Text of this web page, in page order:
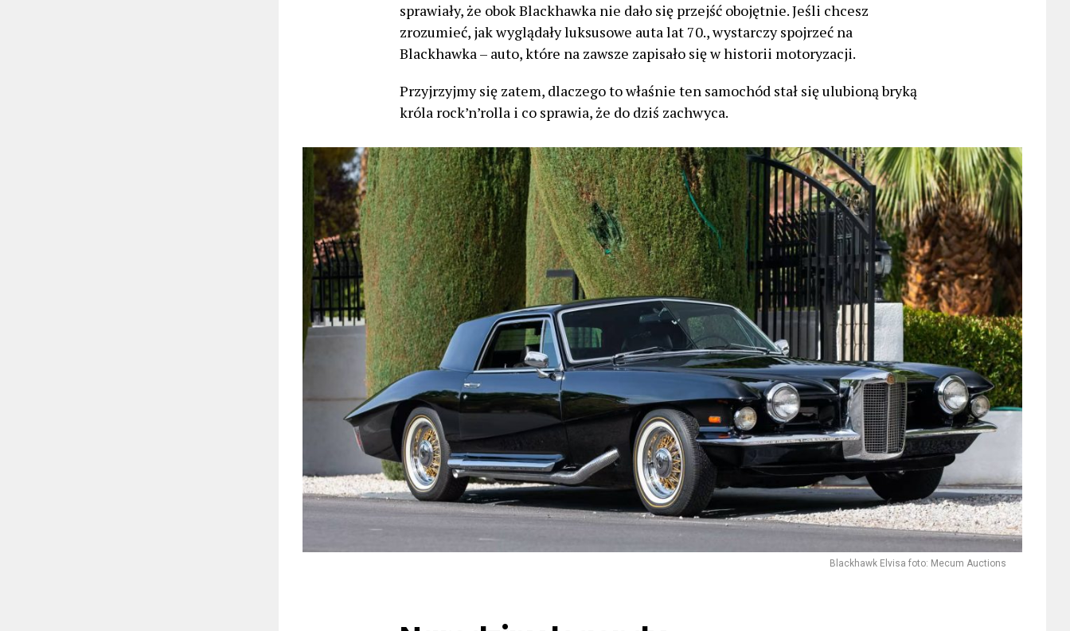
sprawiały, że obok Blackhawka nie dało się przejść obojętnie. Jeśli chcesz
zrozumieć, jak wyglądały luksusowe auta lat 70., wystarczy spojrzeć na
Blackhawka – auto, które na zawsze zapisało się w historii motoryzacji.
Przyjrzyjmy się zatem, dlaczego to właśnie ten samochód stał się ulubioną bryką
króla rock’n’rolla i co sprawia, że do dziś zachwyca.
Blackhawk Elvisa foto: Mecum Auctions